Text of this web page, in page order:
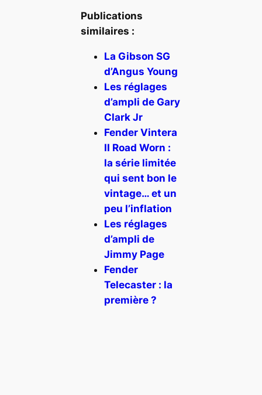
Publications
similaires :
La Gibson SG
d’Angus Young
Les réglages
d’ampli de Gary
Clark Jr
Fender Vintera
II Road Worn :
la série limitée
qui sent bon le
vintage… et un
peu l’inflation
Les réglages
d’ampli de
Jimmy Page
Fender
Telecaster : la
première ?